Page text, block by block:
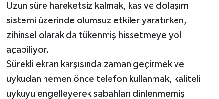
Uzun süre hareketsiz kalmak, kas ve dolaşım
sistemi üzerinde olumsuz etkiler yaratırken,
zihinsel olarak da tükenmiş hissetmeye yol
açabiliyor.
Sürekli ekran karşısında zaman geçirmek ve
uykudan hemen önce telefon kullanmak, kaliteli
uykuyu engelleyerek sabahları dinlenmemiş